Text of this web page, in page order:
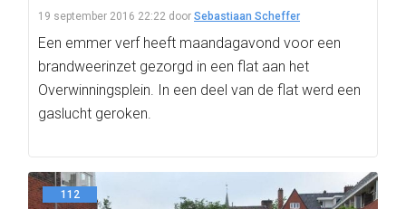
19 september 2016 22:22 door Sebastiaan Scheffer
Een emmer verf heeft maandagavond voor een
brandweerinzet gezorgd in een flat aan het
Overwinningsplein. In een deel van de flat werd een
gaslucht geroken.
112